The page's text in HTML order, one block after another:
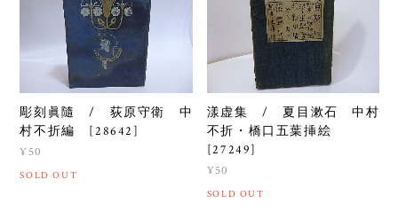
彫刻眞隨 / 荻原守衛 中
村不折編 [28642]
¥50
SOLD OUT
漾虚集 / 夏目漱石 中村
不折・橋口五葉挿絵
[27249]
¥50
SOLD OUT